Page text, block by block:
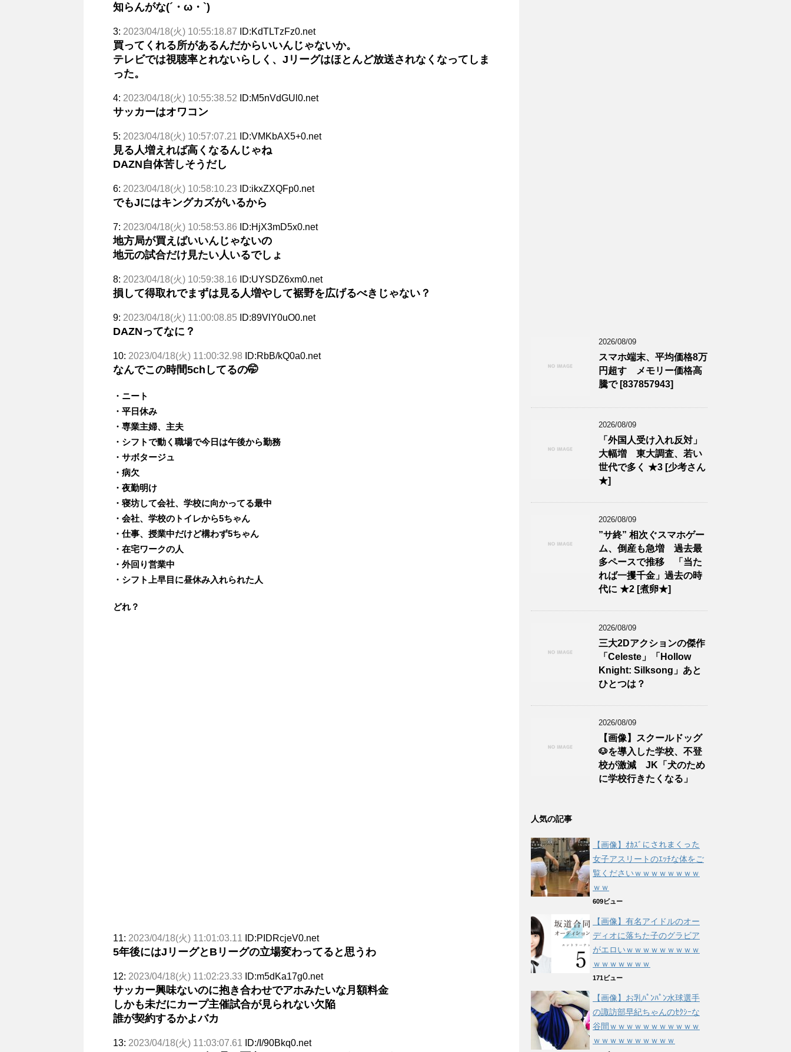
知らんがな(´・ω・`)
3: 2023/04/18(火) 10:55:18.87 ID:KdTLTzFz0.net
買ってくれる所があるんだからいいんじゃないか。
テレビでは視聴率とれないらしく、Jリーグはほとんど放送されなくなってしま
った。
4: 2023/04/18(火) 10:55:38.52 ID:M5nVdGUl0.net
サッカーはオワコン
5: 2023/04/18(火) 10:57:07.21 ID:VMKbAX5+0.net
見る人増えれば高くなるんじゃね
DAZN自体苦しそうだし
6: 2023/04/18(火) 10:58:10.23 ID:ikxZXQFp0.net
でもJにはキングカズがいるから
7: 2023/04/18(火) 10:58:53.86 ID:HjX3mD5x0.net
地方局が買えばいいんじゃないの
地元の試合だけ見たい人いるでしょ
8: 2023/04/18(火) 10:59:38.16 ID:UYSDZ6xm0.net
損して得取れでまずは見る人増やして裾野を広げるべきじゃない？
9: 2023/04/18(火) 11:00:08.85 ID:89VlY0uO0.net
DAZNってなに？
10: 2023/04/18(火) 11:00:32.98 ID:RbB/kQ0a0.net
なんでこの時間5chしてるの🤭
・ニート
・平日休み
・専業主婦、主夫
・シフトで動く職場で今日は午後から勤務
・サボタージュ
・病欠
・夜勤明け
・寝坊して会社、学校に向かってる最中
・会社、学校のトイレから5ちゃん
・仕事、授業中だけど構わず5ちゃん
・在宅ワークの人
・外回り営業中
・シフト上早目に昼休み入れられた人
どれ？
11: 2023/04/18(火) 11:01:03.11 ID:PIDRcjeV0.net
5年後にはJリーグとBリーグの立場変わってると思うわ
12: 2023/04/18(火) 11:02:23.33 ID:m5dKa17g0.net
サッカー興味ないのに抱き合わせでアホみたいな月額料金
しかも未だにカープ主催試合が見られない欠陥
誰が契約するかよバカ
13: 2023/04/18(火) 11:03:07.61 ID:/I/90Bkq0.net
2026/08/09
スマホ端末、平均価格8万
円超す メモリー価格高
騰で [837857943]
2026/08/09
「外国人受け入れ反対」
大幅増 東大調査、若い
世代で多く ★3 [少考さん
★]
2026/08/09
”サ終” 相次ぐスマホゲー
ム、倒産も急増 過去最
多ペースで推移 「当た
れば一攫千金」過去の時
代に ★2 [煮卵★]
2026/08/09
三大2Dアクションの傑作
「Celeste」「Hollow
Knight: Silksong」あと
ひとつは？
2026/08/09
【画像】スクールドッグ
🐶を導入した学校、不登
校が激減 JK「犬のため
に学校行きたくなる」
人気の記事
【画像】ｵｶｽﾞにされまくった
女子アスリートのｴｯﾁな体をご
覧くださいｗｗｗｗｗｗｗｗ
ｗｗ
609ビュー
【画像】有名アイドルのオー
ディオに落ちた子のグラビア
がエロいｗｗｗｗｗｗｗｗｗ
ｗｗｗｗｗｗｗ
171ビュー
【画像】お乳ﾊﾟﾝﾊﾟﾝ水球選手
の諏訪部早紀ちゃんのｾｸｼｰな
谷間ｗｗｗｗｗｗｗｗｗｗｗ
ｗｗｗｗｗｗｗｗｗｗ